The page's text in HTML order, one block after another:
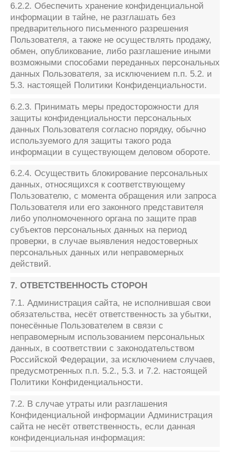
6.2.2. Обеспечить хранение конфиденциальной
информации в тайне, не разглашать без
предварительного письменного разрешения
Пользователя, а также не осуществлять продажу,
обмен, опубликование, либо разглашение иными
возможными способами переданных персональных
данных Пользователя, за исключением п.п. 5.2. и
5.3. настоящей Политики Конфиденциальности.
6.2.3. Принимать меры предосторожности для
защиты конфиденциальности персональных
данных Пользователя согласно порядку, обычно
используемого для защиты такого рода
информации в существующем деловом обороте.
6.2.4. Осуществить блокирование персональных
данных, относящихся к соответствующему
Пользователю, с момента обращения или запроса
Пользователя или его законного представителя
либо уполномоченного органа по защите прав
субъектов персональных данных на период
проверки, в случае выявления недостоверных
персональных данных или неправомерных
действий.
7. ОТВЕТСТВЕННОСТЬ СТОРОН
7.1. Администрация сайта, не исполнившая свои
обязательства, несёт ответственность за убытки,
понесённые Пользователем в связи с
неправомерным использованием персональных
данных, в соответствии с законодательством
Российской Федерации, за исключением случаев,
предусмотренных п.п. 5.2., 5.3. и 7.2. настоящей
Политики Конфиденциальности.
7.2. В случае утраты или разглашения
Конфиденциальной информации Администрация
сайта не несёт ответственность, если данная
конфиденциальная информация: